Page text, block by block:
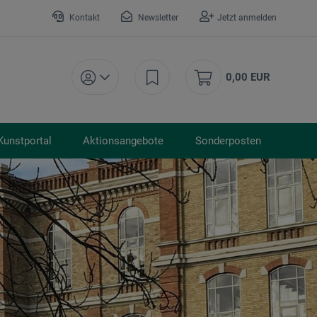
Kontakt Newsletter Jetzt anmelden
0,00 EUR
Aktionsangebote Sonderposten